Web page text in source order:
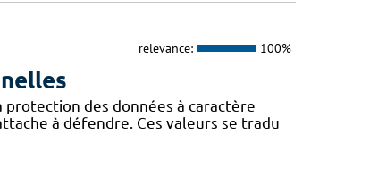
relevance: 100%
des données à caractère
à défendre. Ces valeurs se tradu